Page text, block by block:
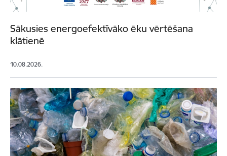
Sākusies energoefektīvāko ēku vērtēšana
klātienē
10.08.2026.